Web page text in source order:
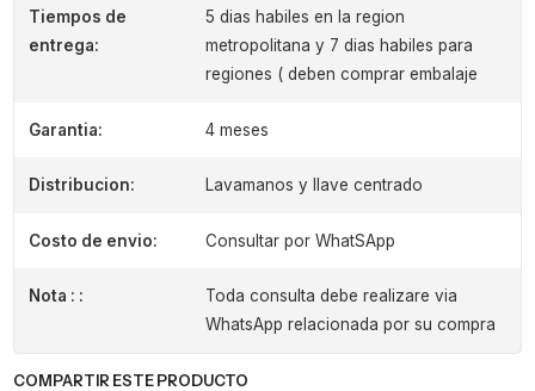
Tiempos de
entrega:
5 dias habiles en la region
metropolitana y 7 dias habiles para
regiones ( deben comprar embalaje
Garantia: 4 meses
Distribucion: Lavamanos y llave centrado
Costo de envio: Consultar por WhatSApp
Nota : :
Toda consulta debe realizare via
WhatsApp relacionada por su compra
COMPARTIR ESTE PRODUCTO